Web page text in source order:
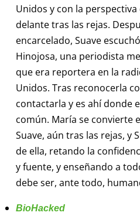
Unidos y con la
delante tras las rejas.
encarcelado, Suave
Hinojosa, una periodista
que era reportera en la
Unidos. Tras reconocerla
contactarla y es ahí donde
común. María se convierte
Suave, aún tras las rejas, y
de ella, retando la
y fuente, y enseñando a
debe ser, ante todo,
BioHacked